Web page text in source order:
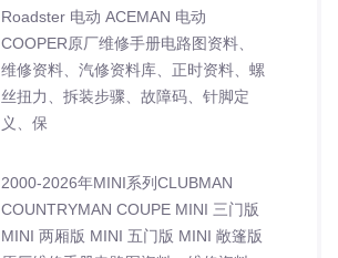
Roadster 电动 ACEMAN 电动
COOPER原厂维修手册电路图资料、
维修资料、汽修资料库、正时资料、螺
丝扭力、拆装步骤、故障码、针脚定
义、保
2000-2026年MINI系列CLUBMAN
COUNTRYMAN COUPE MINI 三门版
MINI 两厢版 MINI 五门版 MINI 敞篷版